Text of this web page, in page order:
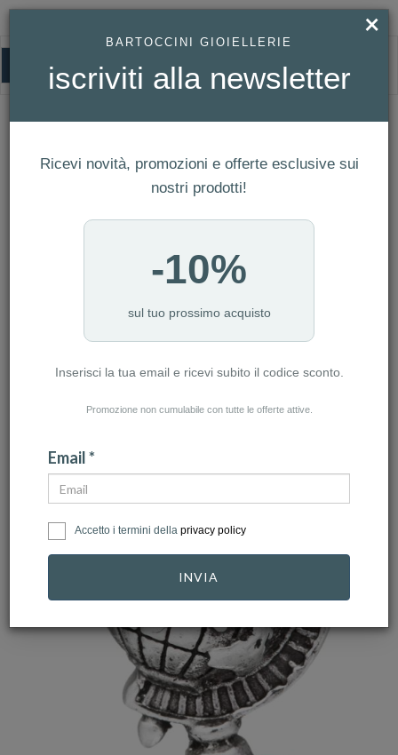
HOMEPAGE GIOVANNI RASPINI - CHARM MAPPAMONDO REF. 9501
Giovanni Raspini - Charm
Mappamondo Ref. 9501
×
BARTOCCINI GIOIELLERIE
iscriviti alla newsletter
Ricevi novità, promozioni e offerte esclusive sui
nostri prodotti!
-10%
sul tuo prossimo acquisto
Inserisci la tua email e ricevi subito il codice sconto.
Promozione non cumulabile con tutte le offerte attive.
Email *
Accetto i termini della privacy policy
INVIA